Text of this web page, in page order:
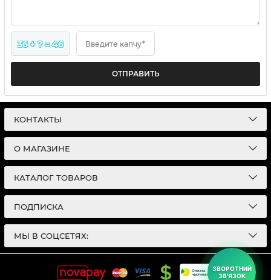
ЗВОРОТНИЙ
ЗВ'ЯЗОК
36 + ? = 46 Введите капчу*
ОТПРАВИТЬ
КОНТАКТЫ
О МАГАЗИНЕ
КАТАЛОГ ТОВАРОВ
ПОДПИСКА
МЫ В СОЦСЕТЯХ: